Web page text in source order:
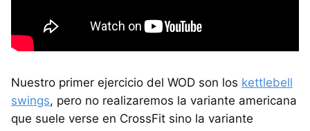
Nuestro primer ejercicio del WOD son los kettlebell
swings, pero no realizaremos la variante americana
que suele verse en CrossFit sino la variante